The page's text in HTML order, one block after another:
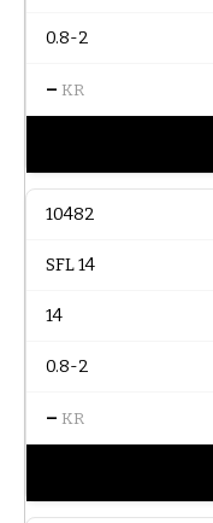
0.8-2
– KR
10482
SFL 14
14
0.8-2
– KR